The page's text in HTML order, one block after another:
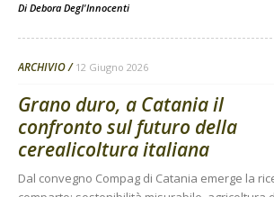
Di Debora Degl'Innocenti
ARCHIVIO 12 Giugno 2026
Grano duro, a Catania il
confronto sul futuro della
cerealicoltura italiana
Dal convegno Compag di Catania emerge la